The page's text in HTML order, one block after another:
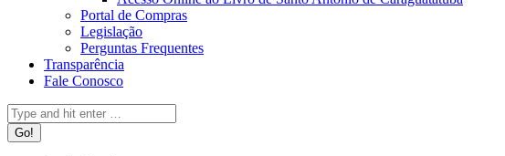
Portal de Compras
Legislação
Perguntas Frequentes
Transparência
Fale Conosco
Search: